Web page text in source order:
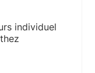
individuel